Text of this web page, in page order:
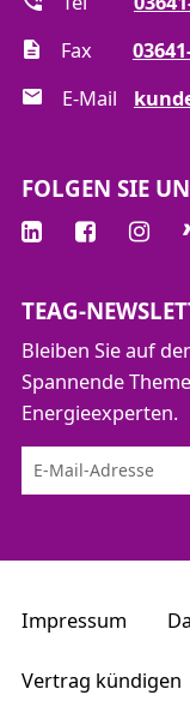
Fax
E-Mail
FOLGEN SIE
TEAG-
Bleiben Sie auf
Spannende
Energieexperten.
Impressum
Vertrag kündigen